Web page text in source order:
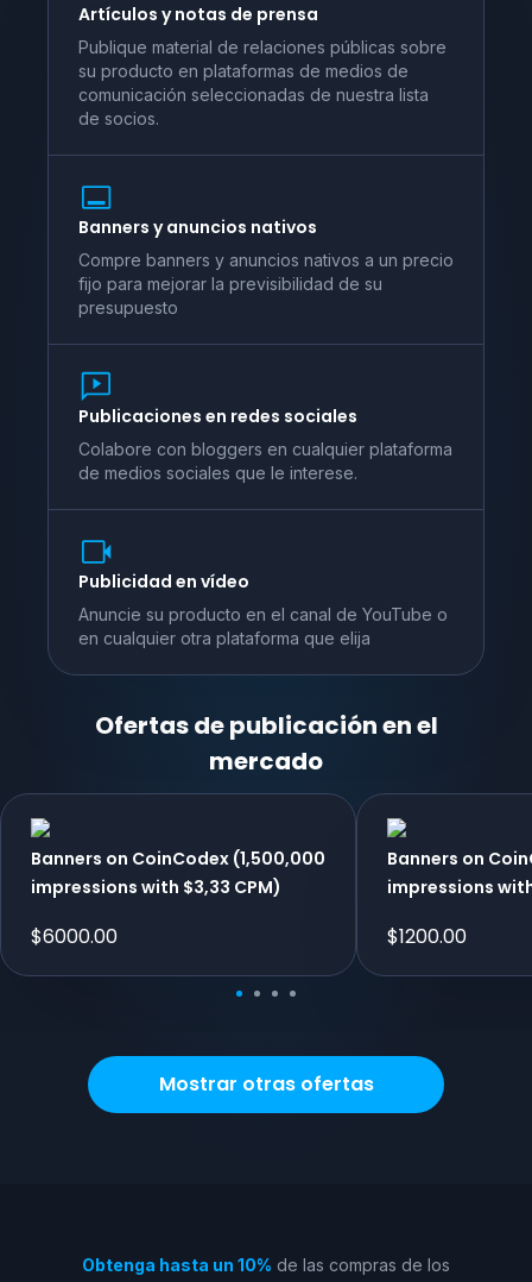
Artículos y notas de prensa
Publique material de relaciones públicas sobre
su producto en plataformas de medios de
comunicación seleccionadas de nuestra lista
de socios.
Banners y anuncios nativos
Compre banners y anuncios nativos a un precio
fijo para mejorar la previsibilidad de su
presupuesto
Publicaciones en redes sociales
Colabore con bloggers en cualquier plataforma
de medios sociales que le interese.
Publicidad en vídeo
Anuncie su producto en el canal de YouTube o
en cualquier otra plataforma que elija
Ofertas de publicación en el
mercado
Banners on CoinCodex (1,500,000
impressions with $3,33 CPM)
$6000.00
Banners on
impressions
$1200.00
Mostrar otras ofertas
Obtenga hasta un 10% de las compras de los